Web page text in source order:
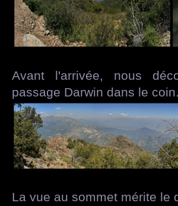
Avant l'arrivée, nous
passage Darwin dans le
La vue au sommet mérite le